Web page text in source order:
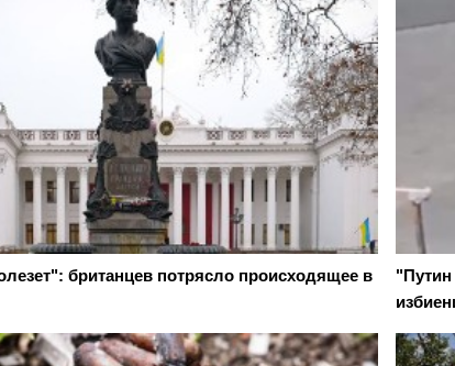
британцев потрясло происходящее в